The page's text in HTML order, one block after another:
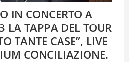
IN CONCERTO A
LA TAPPA DEL TOUR
TANTE CASE”, LIVE
CONCILIAZIONE.